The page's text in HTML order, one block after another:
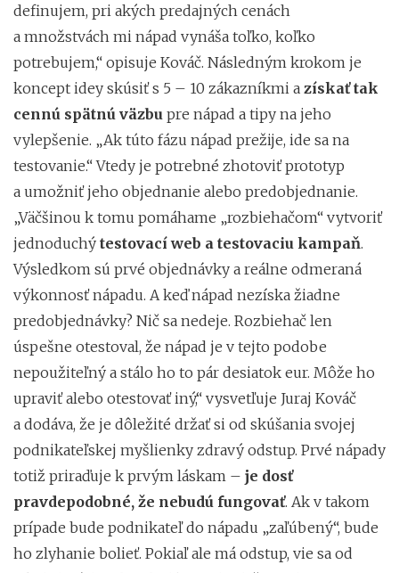
definujem, pri akých predajných cenách
a množstvách mi nápad vynáša toľko, koľko
potrebujem,“ opisuje Kováč. Následným krokom je
koncept idey skúsiť s 5 – 10 zákazníkmi a získať tak
cennú spätnú väzbu pre nápad a tipy na jeho
vylepšenie. „Ak túto fázu nápad prežije, ide sa na
testovanie.“ Vtedy je potrebné zhotoviť prototyp
a umožniť jeho objednanie alebo predobjednanie.
„Väčšinou k tomu pomáhame „rozbiehačom“ vytvoriť
jednoduchý testovací web a testovaciu kampaň.
Výsledkom sú prvé objednávky a reálne odmeraná
výkonnosť nápadu. A keď nápad nezíska žiadne
predobjednávky? Nič sa nedeje. Rozbiehač len
úspešne otestoval, že nápad je v tejto podobe
nepoužiteľný a stálo ho to pár desiatok eur. Môže ho
upraviť alebo otestovať iný,“ vysvetľuje Juraj Kováč
a dodáva, že je dôležité držať si od skúšania svojej
podnikateľskej myšlienky zdravý odstup. Prvé nápady
totiž priraďuje k prvým láskam – je dosť
pravdepodobné, že nebudú fungovať. Ak v takom
prípade bude podnikateľ do nápadu „zaľúbený“, bude
ho zlyhanie bolieť. Pokiaľ ale má odstup, vie sa od